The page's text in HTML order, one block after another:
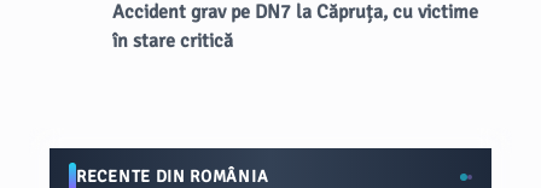
Accident grav pe DN7 la Căpruța, cu victime
în stare critică
RECENTE DIN ROMÂNIA